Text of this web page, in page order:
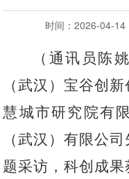
时间：2026-04-14
（ 通讯员陈
（武汉）宝谷创
慧城市研究院有
（武汉）有限公
题采访，科创成